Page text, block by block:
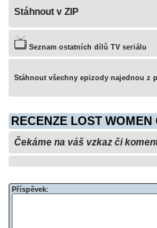
Stáhnout v ZIP
Seznam ostatních dílů TV seriálu
Stáhnout všechny epizody najednou z
RECENZE LOST
Čekáme na váš vzkaz či
Příspěvek: